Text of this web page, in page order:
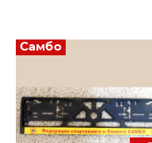
Самбо